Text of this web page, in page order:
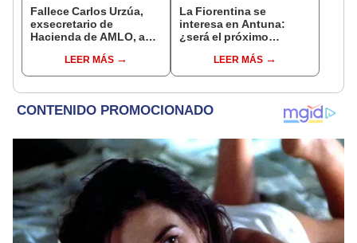
Fallece Carlos Urzúa,
exsecretario de
Hacienda de AMLO, a
LEER MÁS
La Fiorentina se
interesa en Antuna:
¿será el próximo
LEER MÁS